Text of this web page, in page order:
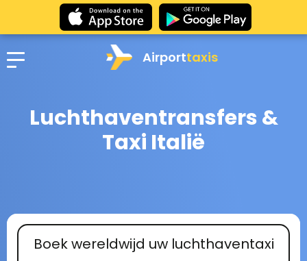
Airporttaxis
Luchthaventransfers &
Taxi Italië
Boek wereldwijd uw luchthaventaxi